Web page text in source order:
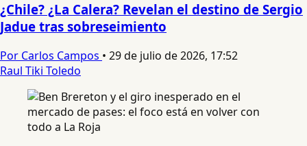
¿Chile? ¿La Calera? Revelan el destino de Sergio
Jadue tras sobreseimiento
Por Carlos Campos • 29 de julio de 2026, 17:52
Raul Tiki Toledo